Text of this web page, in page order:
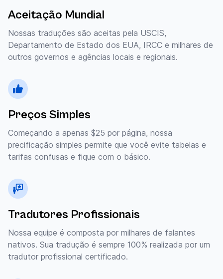
Aceitação Mundial
Nossas traduções são aceitas pela USCIS,
Departamento de Estado dos EUA, IRCC e milhares de
outros governos e agências locais e regionais.
Preços Simples
Começando a apenas $25 por página, nossa
precificação simples permite que você evite tabelas e
tarifas confusas e fique com o básico.
Tradutores Profissionais
Nossa equipe é composta por milhares de falantes
nativos. Sua tradução é sempre 100% realizada por um
tradutor profissional certificado.